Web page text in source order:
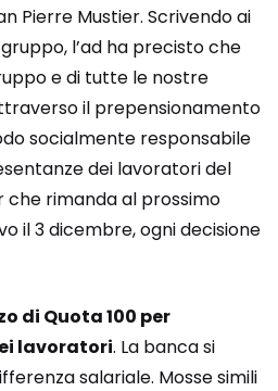
Pierre Mustier. Scrivendo ai
l’ad ha precisto che
e di tutte le nostre
il prepensionamento
socialmente responsabile
dei lavoratori del
che rimanda al prossimo
il 3 dicembre, ogni decisione
di Quota 100 per
lavoratori. La banca si
salariale. Mosse simili